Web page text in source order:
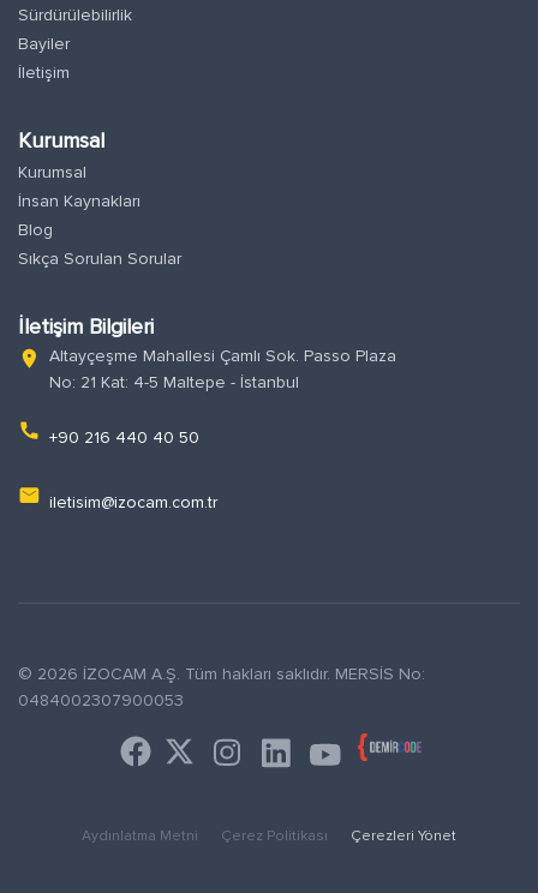
Sürdürülebilirlik
Bayiler
İletişim
Kurumsal
Kurumsal
İnsan Kaynakları
Blog
Sıkça Sorulan Sorular
İletişim Bilgileri
location_on
Altayçeşme Mahallesi Çamlı Sok. Passo Plaza
No: 21 Kat: 4-5 Maltepe - İstanbul
phone +90 216 440 40 50
email iletisim@izocam.com.tr
© 2026 İZOCAM A.Ş. Tüm hakları saklıdır. MERSİS No:
0484002307900053
Aydınlatma Metni Çerez Politikası Çerezleri Yönet